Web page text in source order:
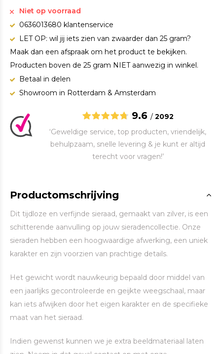
Niet op voorraad
0636013680 klantenservice
LET OP: wil jij iets zien van zwaarder dan 25 gram?
Maak dan een afspraak om het product te bekijken.
Producten boven de 25 gram NIET aanwezig in winkel.
Betaal in delen
Showroom in Rotterdam & Amsterdam
9.6 / 2092
‘Geweldige service, top producten, vriendelijk,
behulpzaam, snelle levering & je kunt er altijd
terecht voor vragen!’
Productomschrijving
Dit tijdloze en verfijnde sieraad, gemaakt van zilver, is een
schitterende aanvulling op jouw sieradencollectie. Onze
sieraden hebben een hoogwaardige afwerking, een uniek
karakter en zijn voorzien van prachtige details.
Het gewicht wordt nauwkeurig bepaald door middel van
een jaarlijks gecontroleerde en geijkte weegschaal, maar
kan iets afwijken door het eigen karakter en de specifieke
maat van het sieraad.
Indien gewenst kunnen we je extra beeldmateriaal laten